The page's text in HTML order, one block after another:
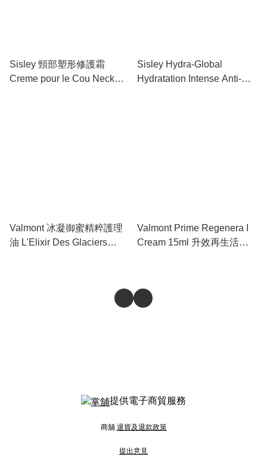
Sisley 頸部塑形修護霜
Creme pour le Cou Neck
Sisley Hydra-Global
Hydratation Intense Anti-
Valmont 冰凝御蜜精粹護理
油 L'Elixir Des Glaciers
Valmont Prime Regenera I
Cream 15ml 升效再生活化
提供電子商貿服務
商舖 退貨及退款政策
提出意見